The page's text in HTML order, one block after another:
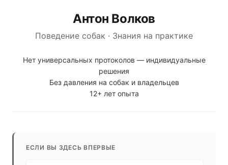
Антон Волков
Поведение собак · Знания на практике
Нет универсальных протоколов — индивидуальные
решения
Без давления на собак и владельцев
12+ лет опыта
ЕСЛИ ВЫ ЗДЕСЬ ВПЕРВЫЕ